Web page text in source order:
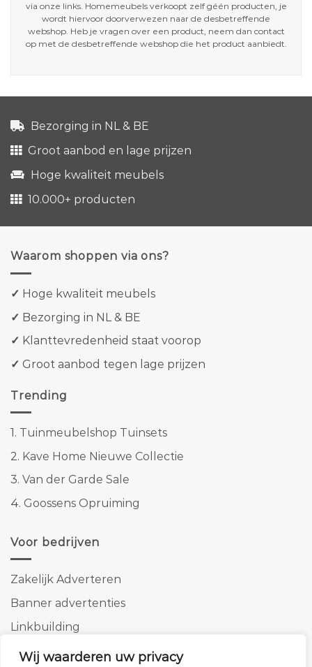
Wij waarderen uw privacy
via onze links. Homemeubels verkoopt zelf géén producten, je
wordt hiervoor doorverwezen naar de desbetreffende
webshop. Heb je vragen over een product, neem dan contact
op met de desbetreffende webshop die het product aanbiedt.
Bezorging in NL & BE
Groot aanbod en lage prijzen
Hoge kwaliteit meubels
10.000+ producten
Waarom shoppen via ons?
✓ Hoge kwaliteit meubels
✓ Bezorging in NL & BE
✓ Klanttevredenheid staat voorop
✓ Groot aanbod tegen lage prijzen
Trending
1. Tuinmeubelshop Tuinsets
2. Kave Home Nieuwe Collectie
3. Van der Garde Sale
4. Goossens Opruiming
Voor bedrijven
Zakelijk Adverteren
Banner advertenties
Linkbuilding
SEO copywriting